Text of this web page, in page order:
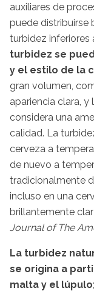
auxiliares de
puede distribuirse
turbidez inferiores
turbidez se
y el estilo de la
gran volumen,
apariencia clara,
considera una
calidad. La
cerveza a
de nuevo a
tradicionalmente
incluso en una
brillantemente
Journal of The
La turbidez
se origina a
malta y el lúpulo